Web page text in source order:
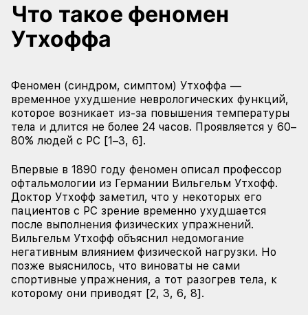
Что такое феномен
Утхоффа
Феномен (синдром, симптом) Утхоффа —
временное ухудшение неврологических функций,
которое возникает из-за повышения температуры
тела и длится не более 24 часов. Проявляется у 60–
80% людей с РС [1–3, 6].
Впервые в 1890 году феномен описал профессор
офтальмологии из Германии Вильгельм Утхофф.
Доктор Утхофф заметил, что у некоторых его
пациентов с РС зрение временно ухудшается
после выполнения физических упражнений.
Вильгельм Утхофф объяснил недомогание
негативным влиянием физической нагрузки. Но
позже выяснилось, что виноваты не сами
спортивные упражнения, а тот разогрев тела, к
которому они приводят [2, 3, 6, 8].